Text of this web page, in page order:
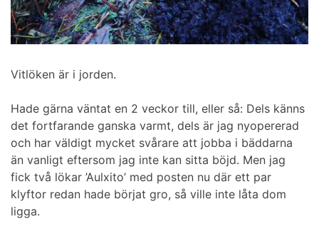
Vitlöken är i jorden.
Hade gärna väntat en 2 veckor till, eller så: Dels känns
det fortfarande ganska varmt, dels är jag nyopererad
och har väldigt mycket svårare att jobba i bäddarna
än vanligt eftersom jag inte kan sitta böjd. Men jag
fick två lökar ’Aulxito’ med posten nu där ett par
klyftor redan hade börjat gro, så ville inte låta dom
ligga.